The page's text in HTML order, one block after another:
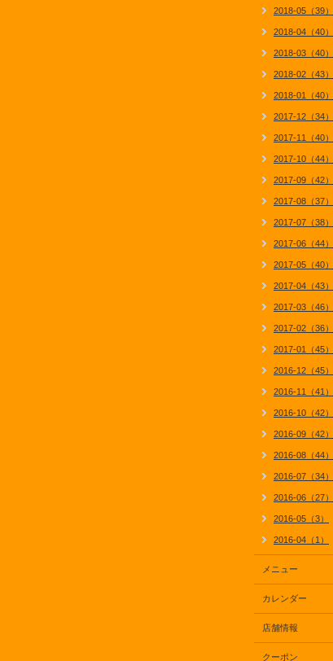
2018-05（39）
2018-04（40）
2018-03（40）
2018-02（43）
2018-01（40）
2017-12（34）
2017-11（40）
2017-10（44）
2017-09（42）
2017-08（37）
2017-07（38）
2017-06（44）
2017-05（40）
2017-04（43）
2017-03（46）
2017-02（36）
2017-01（45）
2016-12（45）
2016-11（41）
2016-10（42）
2016-09（42）
2016-08（44）
2016-07（34）
2016-06（27）
2016-05（3）
2016-04（1）
メニュー
カレンダー
店舗情報
クーポン